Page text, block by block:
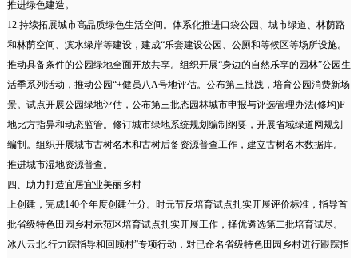
推进绿色建造。
12.持续拓展城市高品质绿色生活空间。体系化推进口袋公园、城市绿道、林荫路
和林荫空间、滨水绿岸等建设，建成“乐套建设公园、公厕和等候区等场所设施。
推动具备条件的公园绿地全面开放共享。组织开展“身边的自然乐享的园林”公园生
活季系列活动，推动公园“+健员八A号地评估。公布第三批践，培育公园消费新场
景。试点开展公园绿地评估，公布第三批态园林城市申报与评选管理办法(修均)P
地比方指异和动态监管。修订城市绿地系统规划编制纲要，开展省域绿道网规划
编制。组织开展城市古树名木和古树后备资源普查工作，建立古树名木数据库。
推进城市湿地资源普查。
四、助力打造宜居宜业美丽乡村
上创建，完成140个年度创建仕分。时元节反培育试点扎实开展评价标准，指导首
批省级特色田园乡村示范区培育试点扎实开展工作，择优遴选第二批培育试尽。
冰八云北.行力踪指导和回顾村”专项行动，对已命名省级特色田园乡村进行跟踪指